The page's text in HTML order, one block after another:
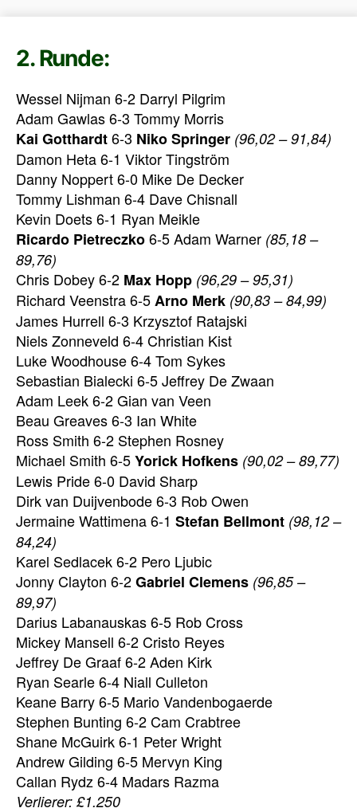
2. Runde:
Wessel Nijman 6-2 Darryl Pilgrim
Adam Gawlas 6-3 Tommy Morris
Kai Gotthardt6-3 Niko Springer (96,02 – 91,84)
Damon Heta 6-1 Viktor Tingström
Danny Noppert 6-0 Mike De Decker
Tommy Lishman 6-4 Dave Chisnall
Kevin Doets 6-1 Ryan Meikle
Ricardo Pietreczko6-5 Adam Warner (85,18 –
89,76)
Chris Dobey 6-2 Max Hopp (96,29 – 95,31)
Richard Veenstra 6-5Arno Merk (90,83 – 84,99)
James Hurrell 6-3 Krzysztof Ratajski
Niels Zonneveld 6-4 Christian Kist
Luke Woodhouse 6-4 Tom Sykes
Sebastian Bialecki 6-5 Jeffrey De Zwaan
Adam Leek 6-2 Gian van Veen
Beau Greaves 6-3 Ian White
Ross Smith 6-2 Stephen Rosney
Michael Smith 6-5Yorick Hofkens (90,02 – 89,77)
Lewis Pride 6-0 David Sharp
Dirk van Duijvenbode 6-3 Rob Owen
Jermaine Wattimena 6-1 Stefan Bellmont (98,12 –
84,24)
Karel Sedlacek 6-2 Pero Ljubic
Jonny Clayton 6-2Gabriel Clemens (96,85 –
89,97)
Darius Labanauskas 6-5 Rob Cross
Mickey Mansell 6-2 Cristo Reyes
Jeffrey De Graaf 6-2 Aden Kirk
Ryan Searle 6-4 Niall Culleton
Keane Barry 6-5 Mario Vandenbogaerde
Stephen Bunting 6-2 Cam Crabtree
Shane McGuirk 6-1 Peter Wright
Andrew Gilding 6-5 Mervyn King
Callan Rydz 6-4 Madars Razma
Verlierer: £1.250